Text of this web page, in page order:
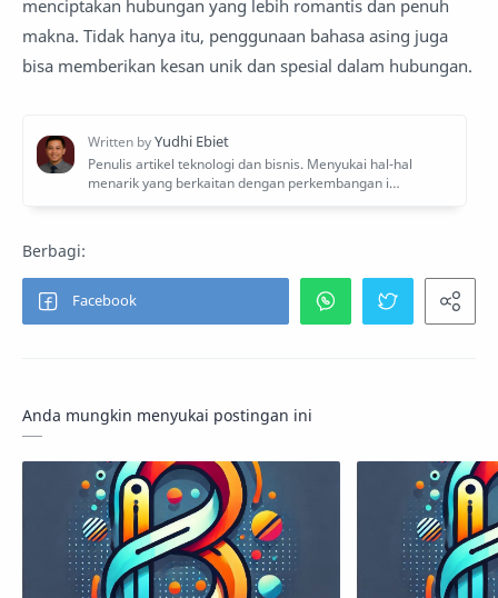
menciptakan hubungan yang lebih romantis dan penuh
makna. Tidak hanya itu, penggunaan bahasa asing juga
bisa memberikan kesan unik dan spesial dalam hubungan.
Anda mungkin menyukai postingan ini